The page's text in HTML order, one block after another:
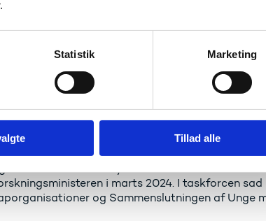
Statistik Marketing
Tillad alle
til uddannelsessøgende på videregående
af varig fysisk eller psykisk
at påtage sig erhvervsarbejde.
fra taskforce for ny administration af SU-
i marts 2024. I taskforcen
og Sammenslutningen af Unge